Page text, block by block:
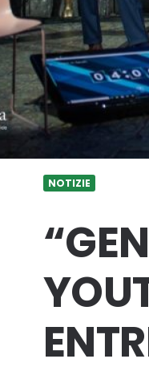
NOTIZIE